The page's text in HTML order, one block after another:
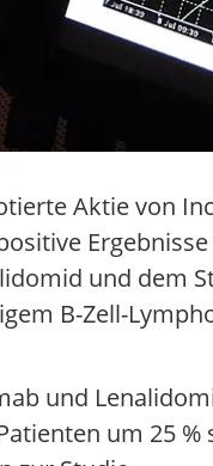
Aktie von
und dem
B-Zell-
und
um 25